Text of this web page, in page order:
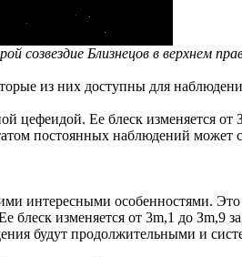
созвездие Близнецов в верхнем
из них доступны для
цефеидой. Ее блеск изменяется
постоянных наблюдений
интересными особенностями.
блеск изменяется от 3m,1 до Зm,9
будут продолжительными и